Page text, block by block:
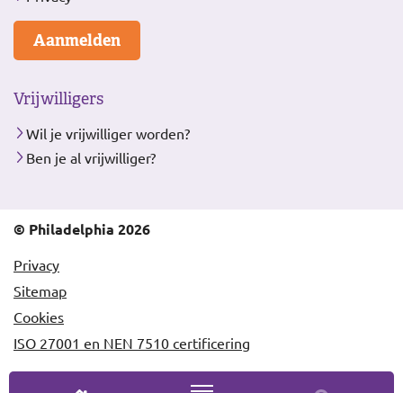
Aanmelden
Vrijwilligers
Wil je vrijwilliger worden?
Ben je al vrijwilliger?
© Philadelphia 2026
Privacy
Sitemap
Cookies
ISO 27001 en NEN 7510 certificering